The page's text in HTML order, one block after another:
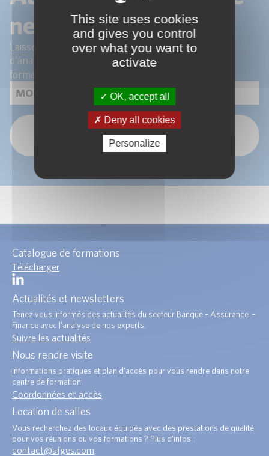
newsletter !
Laissez-nous votre email pour recevoir les articles
d'analyse de nos experts et les actualités de nos
formations.
OK
Catalogue de formations
Télécharger
Actualités et newsletters
Tenez vous informés des actualités du secteur Banque – Assurance –
Finance avec l’analyse de nos experts.
Suivre les actualités
Nous rendre visite
Informations pratiques et plan d’accès pour vous rendre dans notre
centre de formation.
Coordonnées et accès
Location de salles
Vous recherchez des locaux équipés avec des prestations de qualité
pour vos réunions ou vos formations ? Plus d’infos :
contact@afges.com
This site uses cookies
and gives you control
over what you want to
activate
OK, accept all
Deny all cookies
Personalize